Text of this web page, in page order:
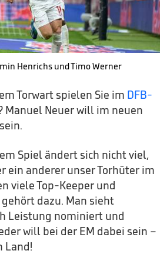
Henrichs und Timo Werner
Torwart spielen Sie im DFB-
Manuel Neuer will im neuen
Spiel ändert sich nicht viel,
ein anderer unser Torhüter im
viele Top-Keeper und
dazu. Man sieht
Leistung nominiert und
will bei der EM dabei sein –
Land!